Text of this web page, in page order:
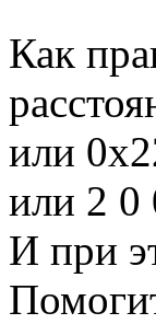
Как
или
или 2 0
И при